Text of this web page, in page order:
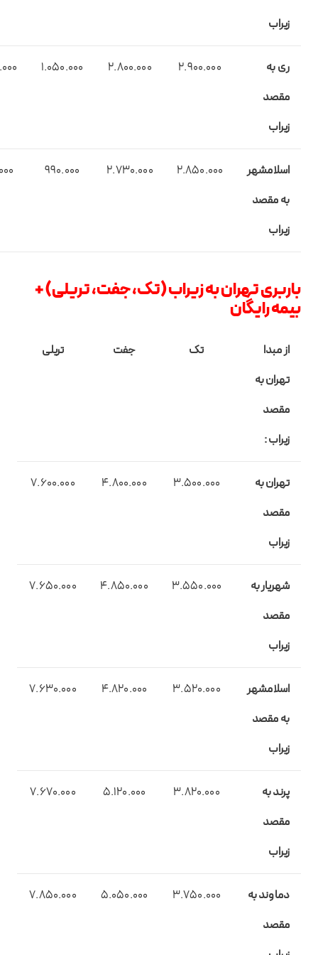
زیراب
ریبه
مقصد
زیراب
2.900.000
2.800.000
1.050.000
اسلامشهر
به مقصد
زیراب
2.850.000
2.730.000
990.000
باربری تهران به زیراب (تک، جفت، تریلی) +
بیمه رایگان
از مبدا
تهران به
مقصد
زیراب :
تک جفت تریلی
تهران به
مقصد
زیراب
3.500.000
4.800.000
7.600.000
شهریار به
مقصد
زیراب
3.550.000
4.850.000
7.650.000
اسلامشهر
به مقصد
زیراب
3.520.000
4.820.000
7.630.000
پرند به
مقصد
زیراب
3.820.000
5.120.000
7.670.000
دماوند به
مقصد
3.750.000
5.050.000
7.850.000